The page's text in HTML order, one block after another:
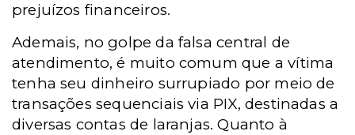
prejuízos financeiros.
Ademais, no golpe da falsa central de
atendimento, é muito comum que a vítima
tenha seu dinheiro surrupiado por meio de
transações sequenciais via PIX, destinadas a
diversas contas de laranjas. Quanto à